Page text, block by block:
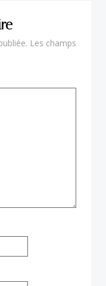
Les champs